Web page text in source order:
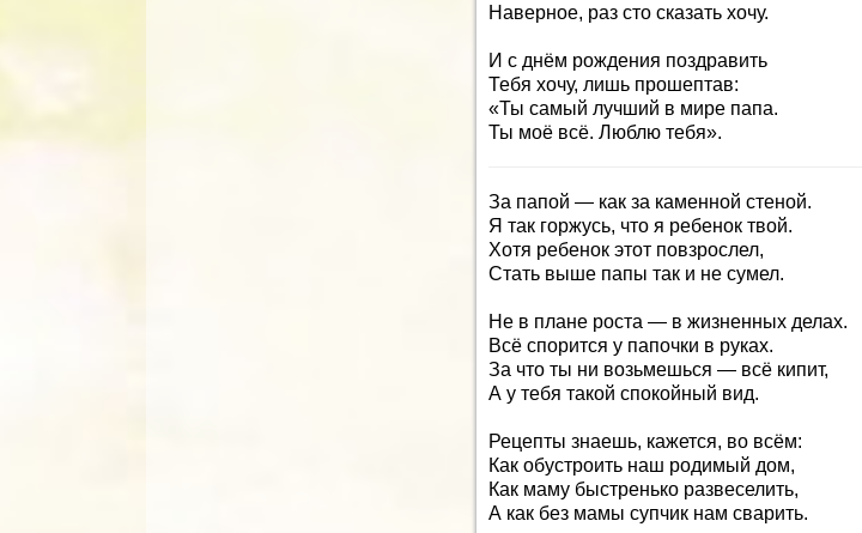
Наверное, раз сто сказать хочу.
И с днём рождения поздравить
Тебя хочу, лишь прошептав:
«Ты самый лучший в мире папа.
Ты моё всё. Люблю тебя».
За папой — как за каменной стеной.
Я так горжусь, что я ребенок твой.
Хотя ребенок этот повзрослел,
Стать выше папы так и не сумел.
Не в плане роста — в жизненных делах.
Всё спорится у папочки в руках.
За что ты ни возьмешься — всё кипит,
А у тебя такой спокойный вид.
Рецепты знаешь, кажется, во всём:
Как обустроить наш родимый дом,
Как маму быстренько развеселить,
А как без мамы супчик нам сварить.